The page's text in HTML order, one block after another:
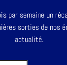
par semaine un
sorties de nos
actualité.